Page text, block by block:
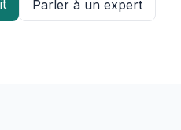
Parler à un expert